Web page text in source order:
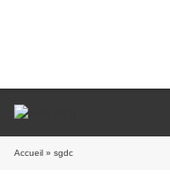
Accueil » sgdc